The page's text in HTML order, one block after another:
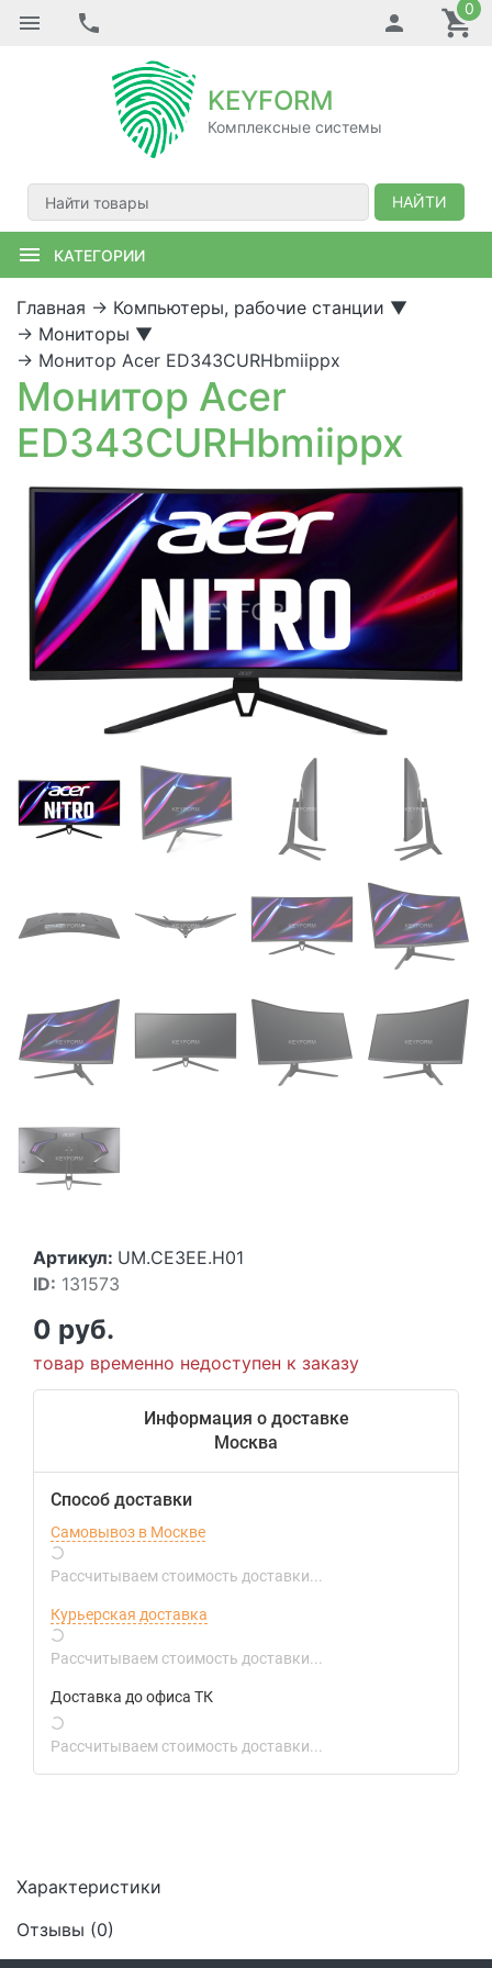
0
KEYFORM
Комплексные системы
НАЙТИ
КАТЕГОРИИ
Главная → Компьютеры, рабочие станции ▼
→ Мониторы ▼
→ Монитор Acer ED343CURHbmiippx
Монитор Acer
ED343CURHbmiippx
Артикул: UM.CE3EE.H01
ID: 131573
0 руб.
товар временно недоступен к заказу
Информация о доставке
Москва
Способ доставки
Самовывоз в Москве
Рассчитываем стоимость доставки...
Курьерская доставка
Рассчитываем стоимость доставки...
Доставка до офиса ТК
Рассчитываем стоимость доставки...
Характеристики
Отзывы (0)